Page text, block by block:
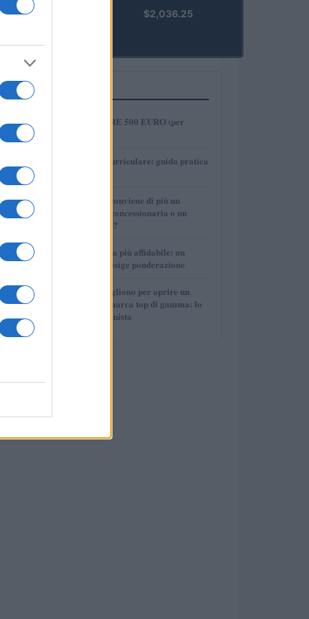
PRIME)
$2,036.25
PIÙ LETTI
1
COME INVESTIRE 500 EURO (per
2
Tirocinio extra-curriculare: guida pratica
3
Per le auto usate conviene di più un
finanziamento in concessionaria o un
prestito personale?
4
La macchina usata più affidabile: un
investimento che esige ponderazione
5
Quanti soldi ci vogliono per aprire un
autosalone multimarca top di gamma: lo
spiega il professionista